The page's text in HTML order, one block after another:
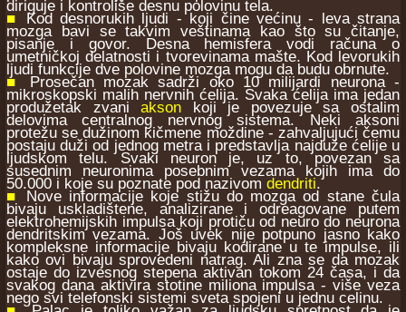
diriguje i kontroliše desnu polovinu tela.
■ Kod desnorukih ljudi - koji čine većinu - leva strana
mozga bavi se takvim veštinama kao što su čitanje,
pisanje i govor. Desna hemisfera vodi računa o
umetničkoj delatnosti i tvorevinama mašte. Kod levorukih
ljudi funkcije dve polovine mozga mogu da budu obrnute.
■ Prosečan mozak sadrži oko 10 milijardi neurona -
mikroskopski malih nervnih ćelija. Svaka ćelija ima jedan
produžetak zvaniakson koji je povezuje sa ostalim
delovima centralnog nervnog sistema. Neki aksoni
protežu se dužinom kičmene moždine - zahvaljujući čemu
postaju duži od jednog metra i predstavlja najduže ćelije u
ljudskom telu. Svaki neuron je, uz to, povezan sa
susednim neuronima posebnim vezama kojih ima do
50.000 i koje su poznate pod nazivom dendriti
■ Nove informacije koje stižu do mozga od stane čula
bivaju uskladištene, analizirane i odreagovane putem
elektrohemijskih impulsa koji protiču od neuro do neurona
dendritskim vezama. Još uvek nije potpuno jasno kako
kompleksne informacije bivaju kodirane u te impulse, ili
kako ovi bivaju sprovedeni natrag. Ali zna se da mozak
ostaje do izvesnog stepena aktivan tokom 24 časa, i da
svakog dana aktivira stotine miliona impulsa - više veza
nego svi telefonski sistemi sveta spojeni u jednu celinu.